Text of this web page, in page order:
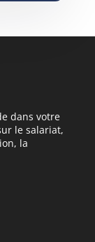
dans votre
le salariat,
la